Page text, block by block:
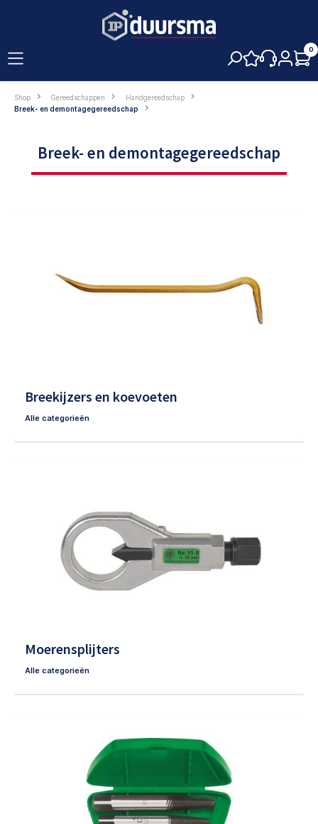
0
Shop Gereedschappen
Handgereedschap
Breek- en demontagegereedschap
Breek- en demontagegereedschap
Breekijzers en koevoeten
Alle categorieën
Moerensplijters
Alle categorieën